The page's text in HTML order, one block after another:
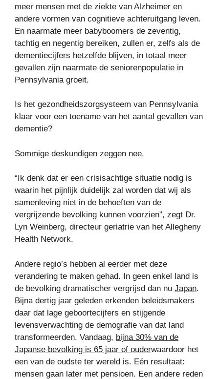
meer mensen met de ziekte van Alzheimer en
andere vormen van cognitieve achteruitgang leven.
En naarmate meer babyboomers de zeventig,
tachtig en negentig bereiken, zullen er, zelfs als de
dementiecijfers hetzelfde blijven, in totaal meer
gevallen zijn naarmate de seniorenpopulatie in
Pennsylvania groeit.
Is het gezondheidszorgsysteem van Pennsylvania
klaar voor een toename van het aantal gevallen van
dementie?
Sommige deskundigen zeggen nee.
“Ik denk dat er een crisisachtige situatie nodig is
waarin het pijnlijk duidelijk zal worden dat wij als
samenleving niet in de behoeften van de
vergrijzende bevolking kunnen voorzien”, zegt Dr.
Lyn Weinberg, directeur geriatrie van het Allegheny
Health Network.
Andere regio’s hebben al eerder met deze
verandering te maken gehad. In geen enkel land is
de bevolking dramatischer vergrijsd dan nu Japan.
Bijna dertig jaar geleden erkenden beleidsmakers
daar dat lage geboortecijfers en stijgende
levensverwachting de demografie van dat land
transformeerden. Vandaag, bijna 30% van de
Japanse bevolking is 65 jaar of ouderwaardoor het
een van de oudste ter wereld is. Eén resultaat:
mensen gaan later met pensioen. Een andere reden